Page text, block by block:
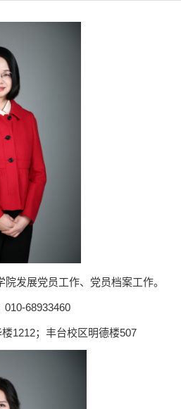
发展党员工作、党员档案工作。
010-68933460
1212；丰台校区明德楼507